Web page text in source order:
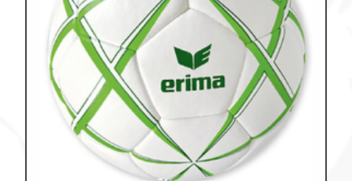
Kampfsport
Klettern & Bouldern
Leichtathletik
Objekteinrichtungen
Spielgeräte • Psychomotorik
Technische Dokumentation